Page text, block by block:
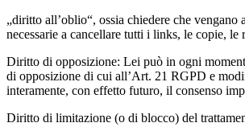
„diritto all’oblio“, ossia chiedere che vengano
necessarie a cancellare tutti i links, le copie, le
Diritto di opposizione: Lei può in ogni
di opposizione di cui all’Art. 21 RGPD e
interamente, con effetto futuro, il consenso
Diritto di limitazione (o di blocco) del